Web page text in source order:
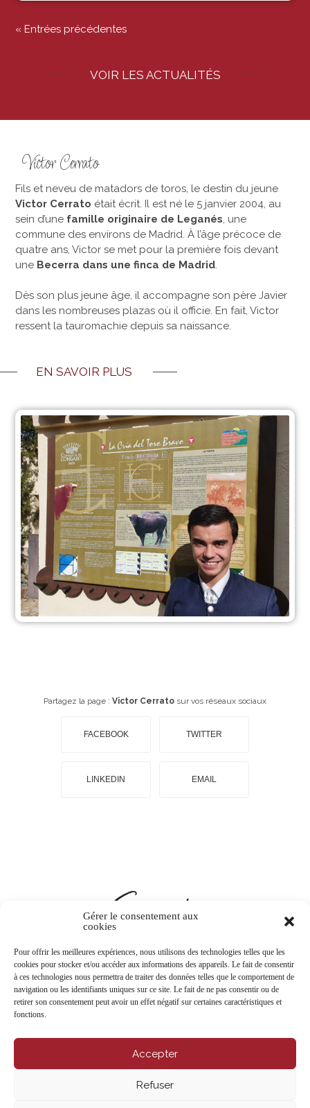
Gérer le consentement aux
cookies
Pour offrir les meilleures expériences, nous utilisons des technologies telles que les
cookies pour stocker et/ou accéder aux informations des appareils. Le fait de consentir
à ces technologies nous permettra de traiter des données telles que le comportement de
navigation ou les identifiants uniques sur ce site. Le fait de ne pas consentir ou de
retirer son consentement peut avoir un effet négatif sur certaines caractéristiques et
fonctions.
Accepter
Refuser
« Entrées précédentes
VOIR LES ACTUALITÉS
Victor Cerrato
Fils et neveu de matadors de toros, le destin du jeune
Victor Cerrato était écrit. Il est né le 5 janvier 2004, au
sein d’une famille originaire de Leganés, une
commune des environs de Madrid. À l’âge précoce de
quatre ans, Victor se met pour la première fois devant
une Becerra dans une finca de Madrid.
Dès son plus jeune âge, il accompagne son père Javier
dans les nombreuses plazas où il officie. En fait, Victor
ressent la tauromachie depuis sa naissance.
EN SAVOIR PLUS
Partagez la page : Victor Cerrato sur vos réseaux sociaux
FACEBOOK TWITTER
LINKEDIN EMAIL
CONTACTEZ-NOUS